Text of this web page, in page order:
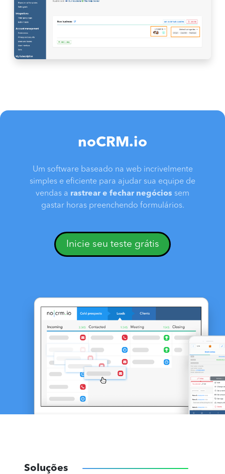
noCRM.io
Um software baseado na web incrivelmente
simples e eficiente para ajudar sua equipe de
vendas a rastrear e fechar negócios sem
gastar horas preenchendo formulários.
Inicie seu teste grátis
Soluções